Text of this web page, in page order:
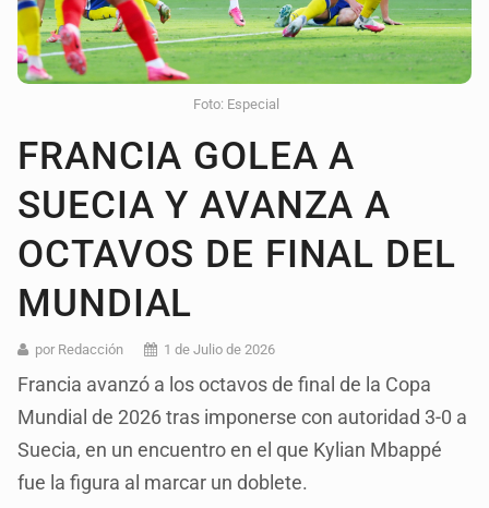
Foto: Especial
FRANCIA GOLEA A
SUECIA Y AVANZA A
OCTAVOS DE FINAL DEL
MUNDIAL
por Redacción 1 de Julio de 2026
Francia avanzó a los octavos de final de la Copa
Mundial de 2026 tras imponerse con autoridad 3-0 a
Suecia, en un encuentro en el que Kylian Mbappé
fue la figura al marcar un doblete.